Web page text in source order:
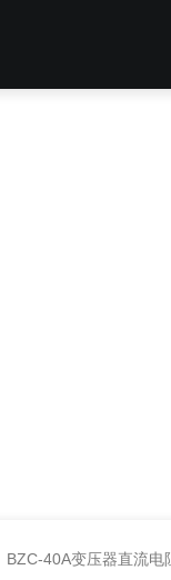
BZC-40A变压器直流电